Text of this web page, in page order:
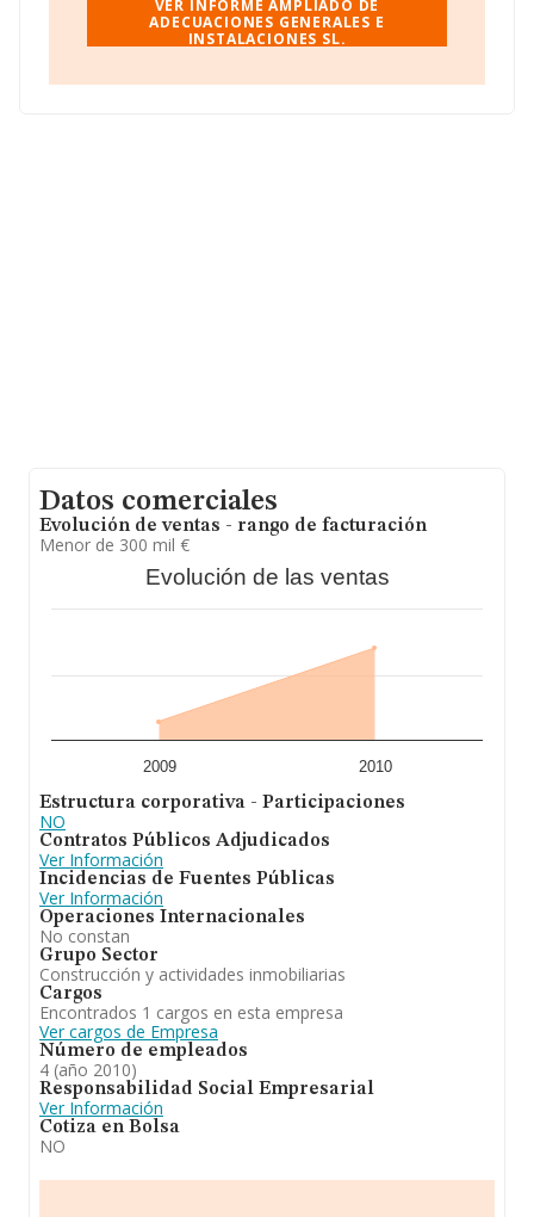
Calle Antonio Gala núm. 40, (45217), Ugena, en Toledo,
Castilla-la Mancha.
Con los datos a disposición de INFORMA sobre 30.641
VER INFORME AMPLIADO DE
ADECUACIONES GENERALES E
INSTALACIONES SL.
Datos comerciales
Evolución de ventas - rango de facturación
Menor de 300 mil €
Evolución de las ventas
2009 2010
Estructura corporativa - Participaciones
NO
Contratos Públicos Adjudicados
Ver Información
Incidencias de Fuentes Públicas
Ver Información
Operaciones Internacionales
No constan
Grupo Sector
Construcción y actividades inmobiliarias
Cargos
Encontrados 1 cargos en esta empresa
Ver cargos de Empresa
Número de empleados
4 (año 2010)
Responsabilidad Social Empresarial
Ver Información
Cotiza en Bolsa
NO